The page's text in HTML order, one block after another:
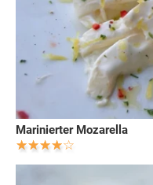
Marinierter Mozarella